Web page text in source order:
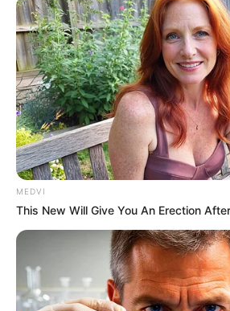
MEDVI
This New Will Give You An Erection